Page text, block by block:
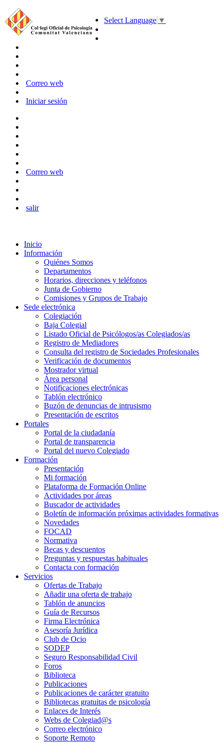
Select Language ▼
Correo web
Iniciar sesión
Correo web
salir
Inicio
Información
Quiénes Somos
Departamentos
Horarios, direcciones y teléfonos
Junta de Gobierno
Comisiones y Grupos de Trabajo
Sede electrónica
Colegiación
Baja Colegial
Listado Oficial de Psicólogos/as Colegiados/as
Registro de Mediadores
Consulta del registro de Sociedades Profesionales
Verificación de documentos
Mostrador virtual
Área personal
Notificaciones electrónicas
Tablón electrónico
Buzón de denuncias de intrusismo
Presentación de escritos
Portales
Portal de la ciudadanía
Portal de transparencia
Portal del nuevo Colegiado
Formación
Presentación
Mi formación
Plataforma de Formación Online
Actividades por áreas
Buscador de actividades
Boletín de información próximas actividades formativas
Novedades
FOCAD
Normativa
Becas y descuentos
Preguntas y respuestas habituales
Contacta con formación
Servicios
Ofertas de Trabajo
Añadir una oferta de trabajo
Tablón de anuncios
Guía de Recursos
Firma Electrónica
Asesoría Jurídica
Club de Ocio
SODEP
Seguro Responsabilidad Civil
Foros
Biblioteca
Publicaciones
Publicaciones de carácter gratuito
Bibliotecas gratuitas de psicología
Enlaces de Interés
Webs de Colegiad@s
Correo electrónico
Soporte Remoto